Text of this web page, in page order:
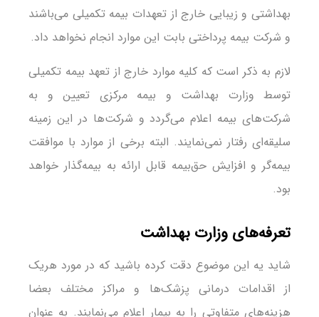
بهداشتی و زیبایی خارج از تعهدات بیمه تکمیلی می‌باشند
و شرکت بیمه پرداختی بابت این موارد انجام نخواهد داد.
لازم به ذکر است که کلیه موارد خارج از تعهد بیمه تکمیلی
توسط وزارت بهداشت و بیمه مرکزی تعیین و به
شرکت‌های بیمه اعلام می‌گردد و شرکت‌ها در این زمینه
سلیقه‌ای رفتار نمی‌نمایند. البته برخی از موارد با موافقت
بیمه‌گر و افزایش حق‌بیمه قابل ارائه به بیمه‌گذار خواهد
بود.
تعرفه‌های وزارت بهداشت
شاید یه این موضوع دقت کرده باشید که در مورد هریک
از اقدامات درمانی پزشک‌ها و مراکز مختلف بعضا
هزینه‌های متفاوتی را به بیمار اعلام می‌نمایند. به عنوان